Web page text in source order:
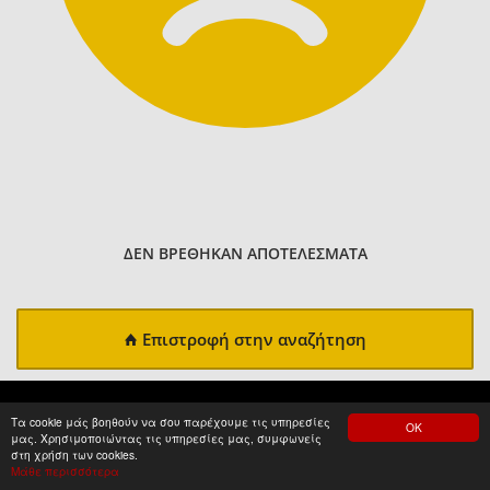
ΟΚ
Τα cookie μάς βοηθούν να σου παρέχουμε τις υπηρεσίες
μας. Χρησιμοποιώντας τις υπηρεσίες μας, συμφωνείς
στη χρήση των cookies.
Μάθε περισσότερα
ΔΕΝ ΒΡΕΘΗΚΑΝ ΑΠΟΤΕΛΕΣΜΑΤΑ
Επιστροφή στην αναζήτηση